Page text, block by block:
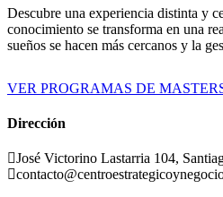
Descubre una experiencia distinta y
conocimiento se transforma en una
sueños se hacen más cercanos y la
VER PROGRAMAS DE
Dirección
José Victorino Lastarria 104,